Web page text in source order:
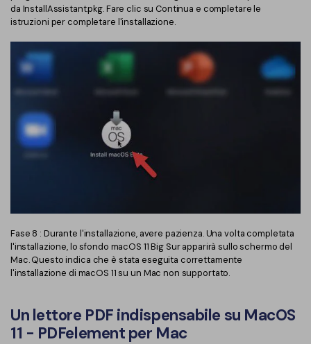
da InstallAssistant.pkg. Fare clic su Continua e completare le
istruzioni per completare l'installazione.
Fase 8 : Durante l'installazione, avere pazienza. Una volta completata
l'installazione, lo sfondo macOS 11 Big Sur apparirà sullo schermo del
Mac. Questo indica che è stata eseguita correttamente
l'installazione di macOS 11 su un Mac non supportato.
Un lettore PDF indispensabile su MacOS
11 - PDFelement per Mac